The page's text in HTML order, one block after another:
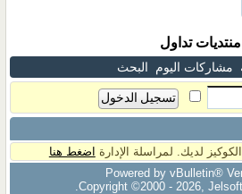
منتديات تداول
مشاركات اليوم البحث
لديك. لمراسلة الإدارة اضغط هنا
Powered by vBulletin®
Copyright ©2000 - 2026,